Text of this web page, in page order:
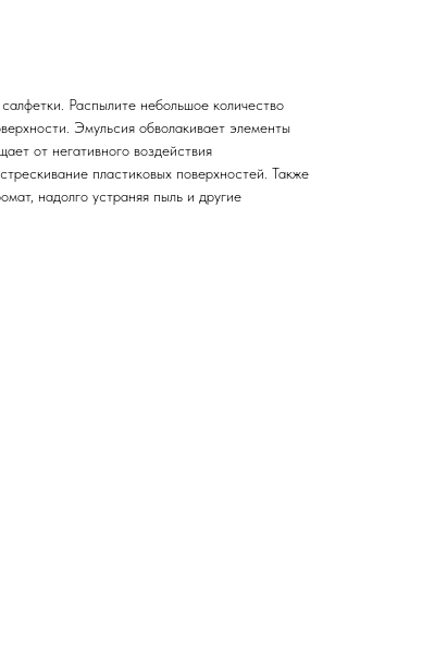
Распылите небольшое количество
Эмульсия обволакивает элементы
от негативного воздействия
пластиковых поверхностей. Также
надолго устраняя пыль и другие